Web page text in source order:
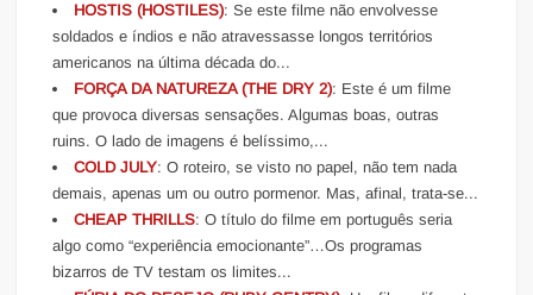
HOSTIS (HOSTILES): Se este filme não envolvesse
soldados e índios e não atravessasse longos territórios
americanos na última década do...
FORÇA DA NATUREZA (THE DRY 2): Este é um filme
que provoca diversas sensações. Algumas boas, outras
ruins. O lado de imagens é belíssimo,...
COLD JULY: O roteiro, se visto no papel, não tem nada
demais, apenas um ou outro pormenor. Mas, afinal, trata-se...
CHEAP THRILLS: O título do filme em português seria
algo como “experiência emocionante”…Os programas
bizarros de TV testam os limites...